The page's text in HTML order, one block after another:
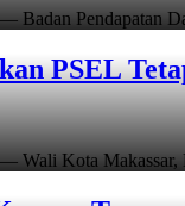
Pendapatan
PSEL
Kota Makassar,